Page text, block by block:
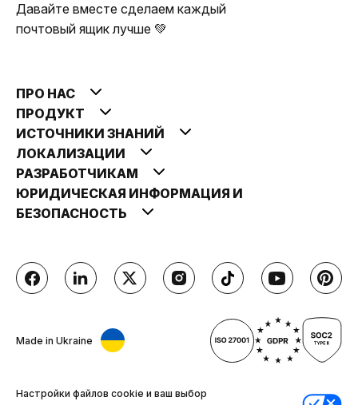
Давайте вместе сделаем каждый
почтовый ящик лучше 💚
ПРО НАС
ПРОДУКТ
ИСТОЧНИКИ ЗНАНИЙ
ЛОКАЛИЗАЦИИ
РАЗРАБОТЧИКАМ
ЮРИДИЧЕСКАЯ ИНФОРМАЦИЯ И
БЕЗОПАСНОСТЬ
Made in Ukraine
Настройки файлов cookie и ваш выбор